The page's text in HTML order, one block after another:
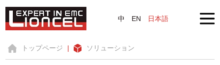
中 EN 日本語
トップページ | ソリューション